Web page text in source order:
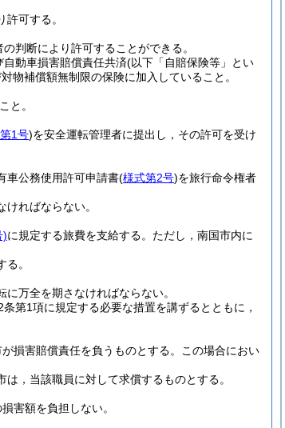
可する。
判断により許可することができる。
動車損害賠償責任共済(以下「自賠保険等」とい
物補償額無制限の保険に加入していること。
と。
1号)を安全運転管理者に提出し，その許可を受け
車公務使用許可申請書(様式第2号)を旅行命令権者
ればならない。
)に規定する旅費を支給する。 ただし，南国市内に
。
万全を期さなければならない。
第1項に規定する必要な措置を講ずるとともに，
損害賠償責任を負うものとする。
この場合におい
，当該職員に対して求償するものとする。
害額を負担しない。